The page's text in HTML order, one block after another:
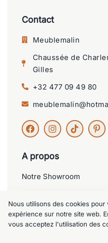
Contact
Meublemalin
Chaussée de
Gilles
+32 477 09 49 80
A propos
Notre Showroom
Contactez-nous
Nous utilisons des cookies
expérience sur notre site web.
vous acceptez l'utilisation des